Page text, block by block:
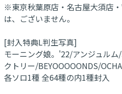
※東京秋葉原店・名古屋大須店
は、ございません。
[封入特典L判生写真]
モーニング娘。'22/アンジュル
クトリー/BEYOOOOONDS/
各ソロ1種 全64種の内1種封入